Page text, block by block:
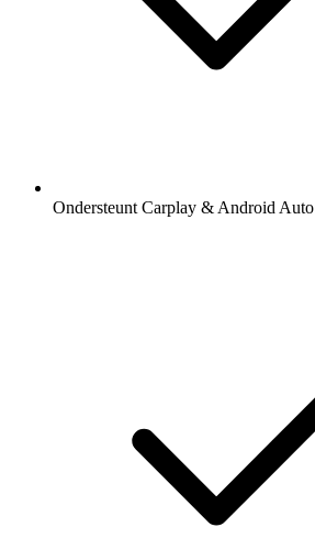
Ondersteunt Carplay & Android Auto